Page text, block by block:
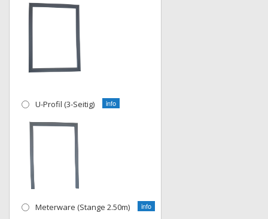
U-Profil (3-Seitig)
Meterware (Stange 2.50m)